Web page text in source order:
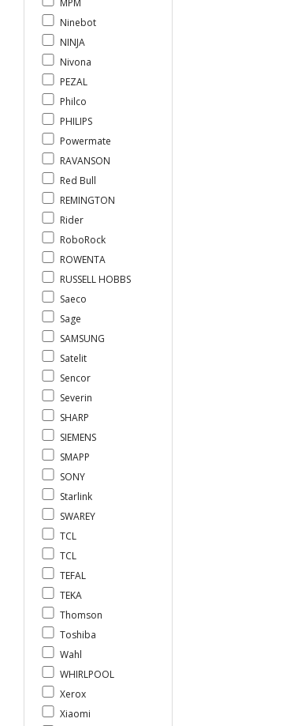
MPM
Ninebot
NINJA
Nivona
PEZAL
Philco
PHILIPS
Powermate
RAVANSON
Red Bull
REMINGTON
Rider
RoboRock
ROWENTA
RUSSELL HOBBS
Saeco
Sage
SAMSUNG
Satelit
Sencor
Severin
SHARP
SIEMENS
SMAPP
SONY
Starlink
SWAREY
TCL
TCL
TEFAL
TEKA
Thomson
Toshiba
Wahl
WHIRLPOOL
Xerox
Xiaomi